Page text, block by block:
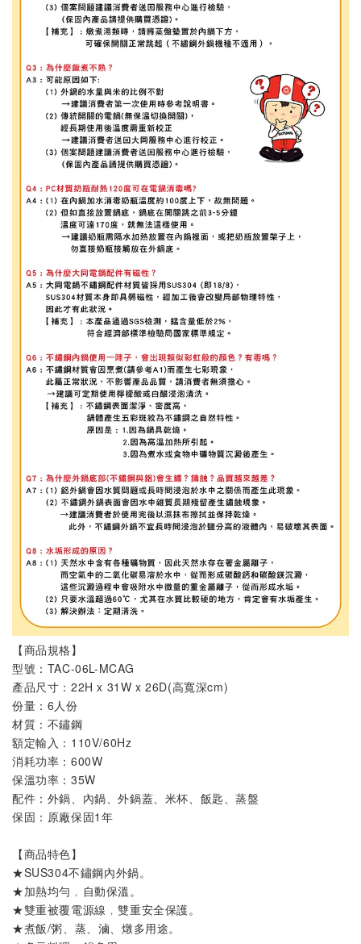
【商品規格】
型號：TAC-06L-MCAG
產品尺寸：22H x 31W x 26D(高寬深cm)
份量：6人份
材質：不鏽鋼
額定輸入：110V/60Hz
消耗功率：600W
保溫功率：35W
配件：外鍋、內鍋 、外鍋蓋、米杯、飯匙、蒸盤
保固：原廠保固1年
【商品特色】
★SUS304不鏽鋼內外鍋。
★加熱均勻﹐自動保溫。
★雙重被覆電源線﹐雙重安全保護。
★煮飯/粥、蒸、滷、燉多用途。